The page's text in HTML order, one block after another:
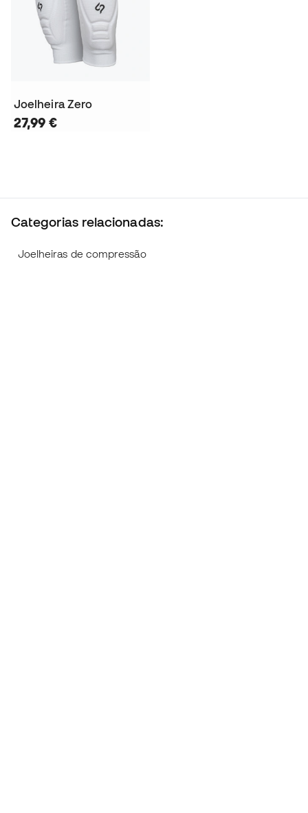
Joelheira Zero
27,99 €
Categorias relacionadas:
Joelheiras de compressão